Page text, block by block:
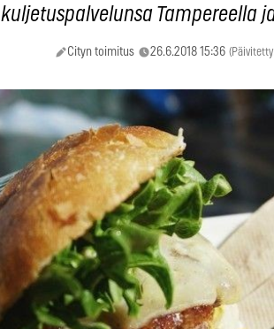
kuljetuspalvelunsa Tampereella
Cityn toimitus 26.6.2018 15:36